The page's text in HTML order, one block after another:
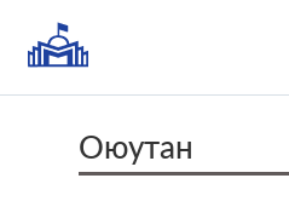
Оюутан